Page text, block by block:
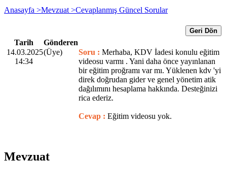
Anasayfa >Mevzuat >Cevaplanmış Güncel Sorular
Geri Dön
Tarih
Gönderen
14.03.2025
14:34
(Üye) Soru : Merhaba, KDV İadesi konulu eğitim
videosu varmı . Yani daha önce yayınlanan
bir eğitim proğramı var mı. Yüklenen kdv 'yi
direk doğrudan gider ve genel yönetim atik
dağılımını hesaplama hakkında. Desteğinizi
rica ederiz.
Cevap : Eğitim videosu yok.
Mevzuat